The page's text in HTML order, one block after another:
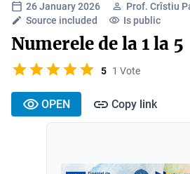
26 January 2026
Prof. Crîstiu
Source included
Is public
Numerele de la 1 la 5
5 1 Vote
OPEN Copy link